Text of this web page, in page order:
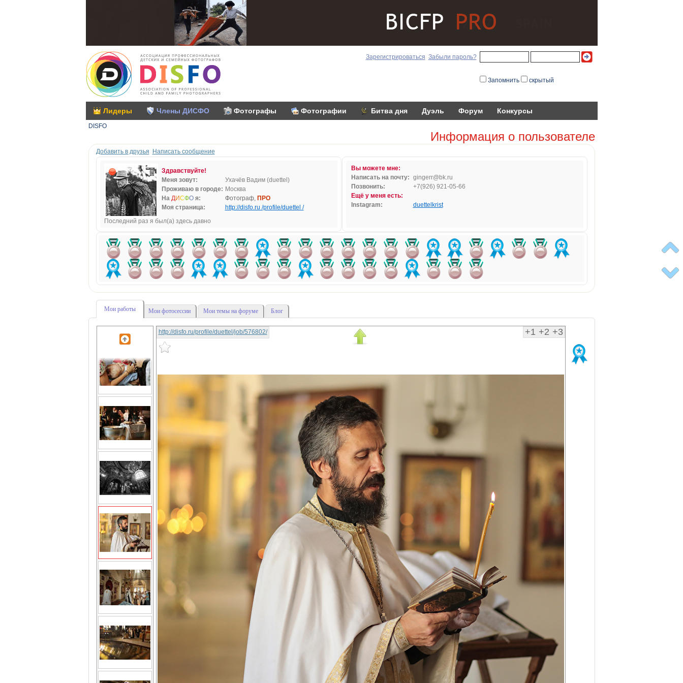
Зарегистрироваться Забыли пароль?
Запомнить скрытый
Лидеры Члены ДИСФО Фотографы Фотографии Битва дня Дуэль Форум Конкурсы
DISFO
Информация о пользователе
Добавить в друзья Написать сообщение
Здравствуйте!
Меня зовут:
Ухачёв Вадим (duettel)
Проживаю в городе: Москва
На ДИСФОя: Фотограф, ПРО
Моя страница:
http://disfo.ru /profile/duettel /
Последний раз я был(а) здесь давно
Вы можете мне:
Написать на почту: gingerr@bk.ru
Позвонить:
+7(926) 921-05-66
Ещё у меня есть:
Instagram:
duettelkrist
Мои работы Мои фотосессии Мои темы на форуме Блог
+1 +2 +3
http://disfo.ru/profile/duettel/job/576802/